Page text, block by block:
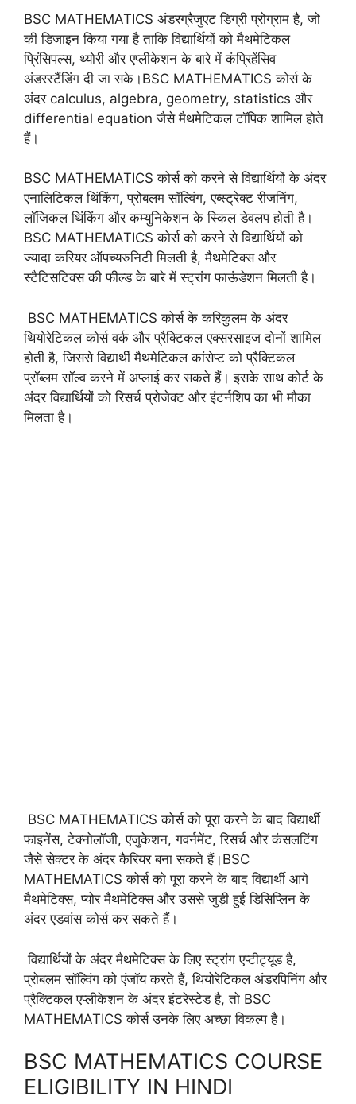
BSC MATHEMATICS अंडरग्रैजुएट डिग्री प्रोग्राम है, जो
की डिजाइन किया गया है ताकि विद्यार्थियों को मैथमेटिकल
प्रिंसिपल्स, थ्योरी और एप्लीकेशन के बारे में कंप्रिहेंसिव
अंडरस्टैंडिंग दी जा सके।BSC MATHEMATICS कोर्स के
अंदर calculus, algebra, geometry, statistics और
differential equation जैसे मैथमेटिकल टॉपिक शामिल होते
हैं।
BSC MATHEMATICS कोर्स को करने से विद्यार्थियों के अंदर
एनालिटिकल थिंकिंग, प्रोबलम सॉल्विंग, एब्स्ट्रेक्ट रीजनिंग,
लॉजिकल थिंकिंग और कम्युनिकेशन के स्किल डेवलप होती है।
BSC MATHEMATICS कोर्स को करने से विद्यार्थियों को
ज्यादा करियर ऑपच्यरुनिटी मिलती है, मैथमेटिक्स और
स्टैटिसटिक्स की फील्ड के बारे में स्ट्रांग फाऊंडेशन मिलती है।
BSC MATHEMATICS कोर्स के करिकुलम के अंदर
थियोरेटिकल कोर्स वर्क और प्रैक्टिकल एक्सरसाइज दोनों शामिल
होती है, जिससे विद्यार्थी मैथमेटिकल कांसेप्ट को प्रैक्टिकल
प्रॉब्लम सॉल्व करने में अप्लाई कर सकते हैं। इसके साथ कोर्ट के
अंदर विद्यार्थियों को रिसर्च प्रोजेक्ट और इंटर्नशिप का भी मौका
मिलता है।
BSC MATHEMATICS कोर्स को पूरा करने के बाद विद्यार्थी
फाइनेंस, टेक्नोलॉजी, एजुकेशन, गवर्नमेंट, रिसर्च और कंसलटिंग
जैसे सेक्टर के अंदर कैरियर बना सकते हैं।BSC
MATHEMATICS कोर्स को पूरा करने के बाद विद्यार्थी आगे
मैथमेटिक्स, प्योर मैथमेटिक्स और उससे जुड़ी हुई डिसिप्लिन के
अंदर एडवांस कोर्स कर सकते हैं।
विद्यार्थियों के अंदर मैथमेटिक्स के लिए स्ट्रांग एप्टीट्यूड है,
प्रोबलम सॉल्विंग को एंजॉय करते हैं, थियोरेटिकल अंडरपिनिंग और
प्रैक्टिकल एप्लीकेशन के अंदर इंटरेस्टेड है, तो BSC
MATHEMATICS कोर्स उनके लिए अच्छा विकल्प है।
BSC MATHEMATICS COURSE
ELIGIBILITY IN HINDI